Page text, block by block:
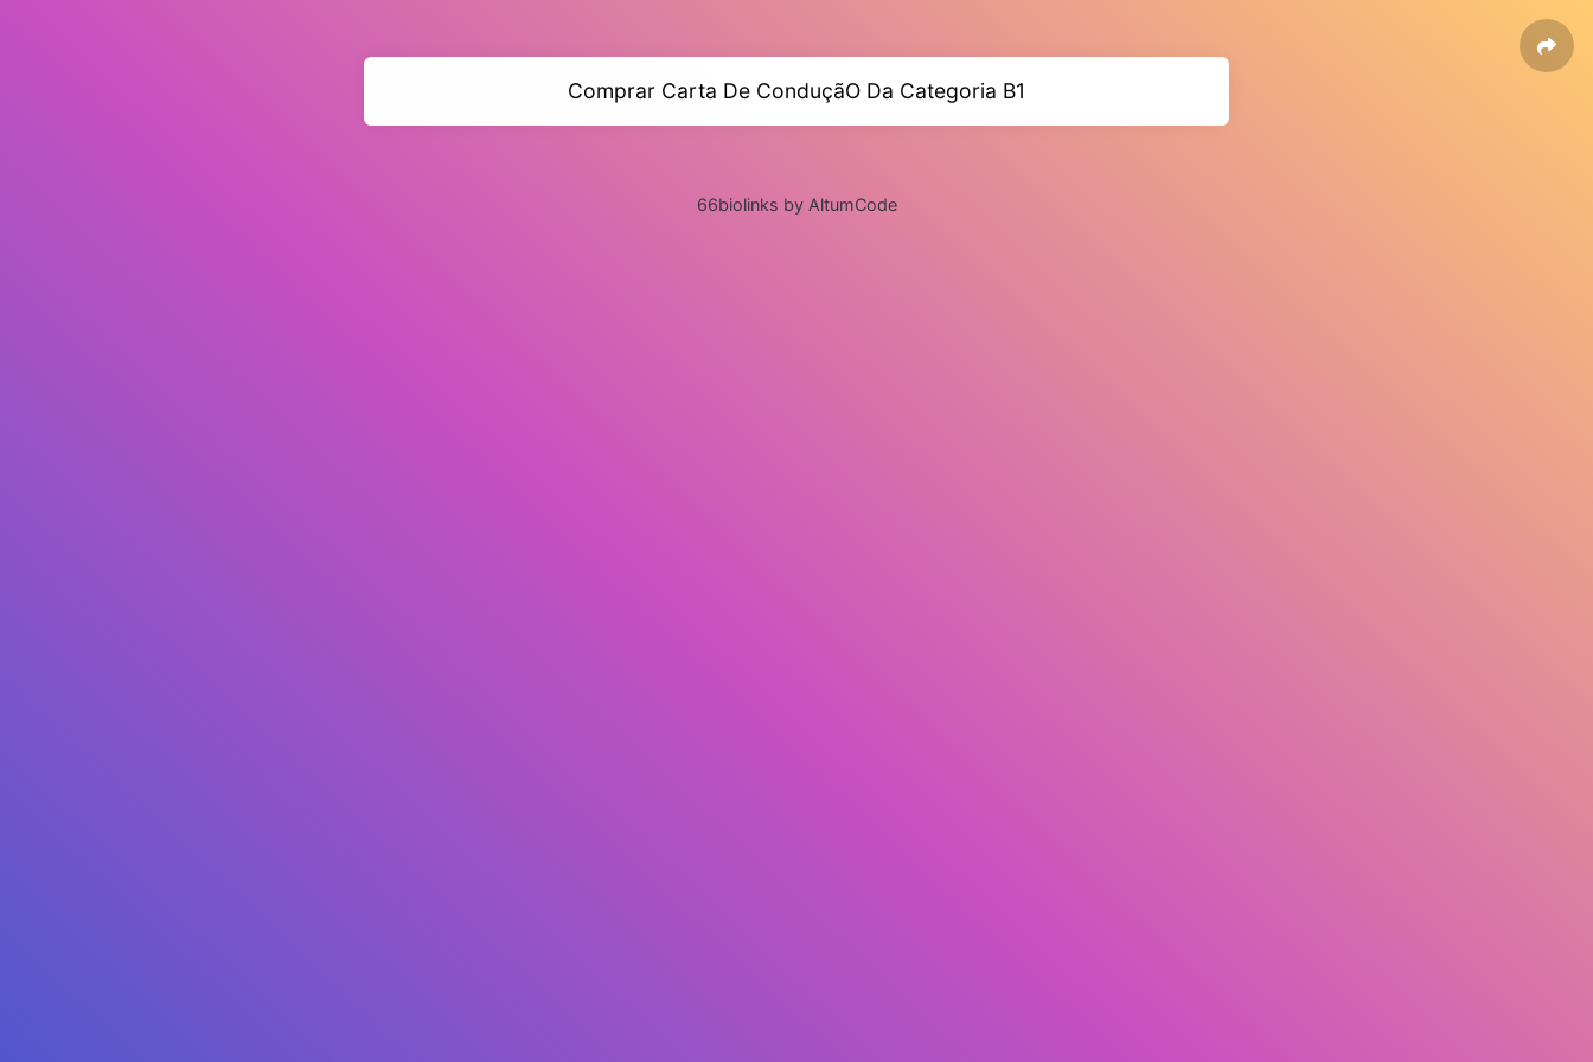
Comprar Carta De ConduçãO Da Categoria B1
66biolinks by AltumCode